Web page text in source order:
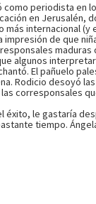
como periodista en
en Jerusalén,
más internacional (y
de que
maduras
algunos
El pañuelo
Rodicio desoyó las
corresponsales
éxito, le gastaría
tiempo.